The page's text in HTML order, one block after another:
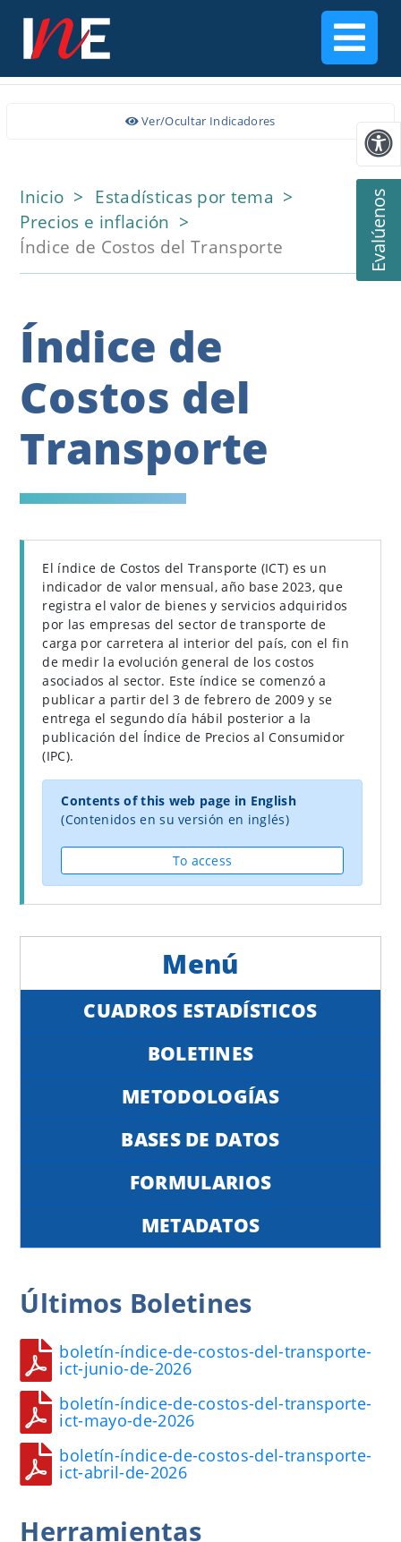
Evalúenos
Ver/Ocultar Indicadores
Inicio
Estadísticas por tema
Precios e inflación
Índice de Costos del Transporte
Índice de
Costos del
Transporte
El índice de Costos del Transporte (ICT) es un
indicador de valor mensual, año base 2023, que
registra el valor de bienes y servicios adquiridos
por las empresas del sector de transporte de
carga por carretera al interior del país, con el fin
de medir la evolución general de los costos
asociados al sector. Este índice se comenzó a
publicar a partir del 3 de febrero de 2009 y se
entrega el segundo día hábil posterior a la
publicación del Índice de Precios al Consumidor
(IPC).
Contents of this web page in English
(Contenidos en su versión en inglés)
To access
CUADROS ESTADÍSTICOS
BOLETINES
METODOLOGÍAS
BASES DE DATOS
FORMULARIOS
METADATOS
Últimos Boletines
boletín-índice-de-costos-del-transporte-
ict-junio-de-2026
boletín-índice-de-costos-del-transporte-
ict-mayo-de-2026
boletín-índice-de-costos-del-transporte-
ict-abril-de-2026
Herramientas